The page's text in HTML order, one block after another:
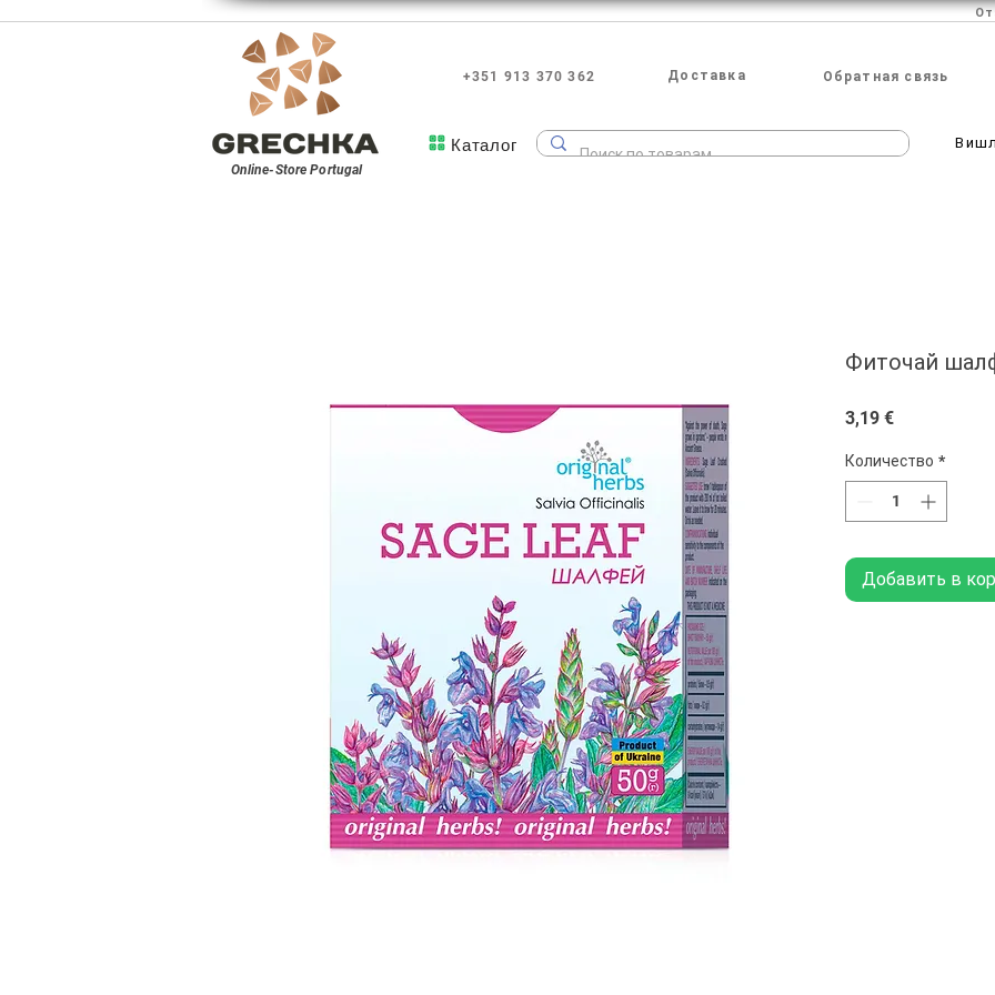
+351 913 370 362 Доставка Обратная связь
Online-StorePortugal
Каталог
Фиточай
3,19 €Цена
Количество *
Добавить в